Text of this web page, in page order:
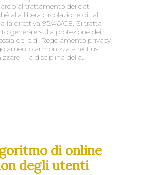
al trattamento dei dati
alla libera circolazione di tali
la direttiva 95/46/CE. Si tratta
generale sulla protezione dei
del c.d. Regolamento privacy
armonizza – rectius,
– la disciplina della…
di online
degli utenti